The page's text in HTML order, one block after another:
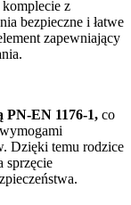
z
bezpieczne i łatwe
zapewniający
PN-EN 1176-1, co
Dzięki temu rodzice
sprzęcie